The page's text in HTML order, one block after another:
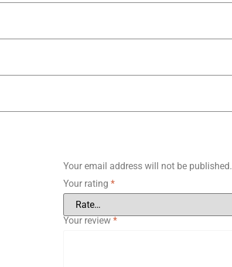
Your email address will not be published.
Your rating*
Your review*